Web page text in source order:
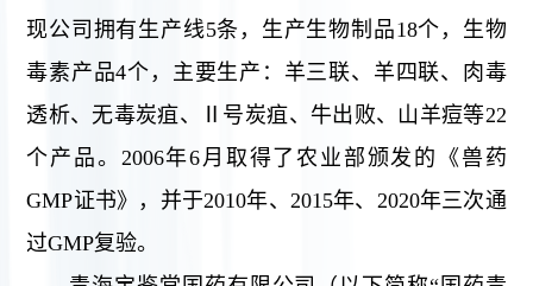
现公司拥有生产线5条，生产生物制品18个，生物
毒素产品4个，主要生产：羊三联、羊四联、肉毒
透析、无毒炭疽、Ⅱ号炭疽、牛出败、山羊痘等22
个产品。2006年6月取得了农业部颁发的《兽药
GMP证书》，并于2010年、2015年、2020年三次通
过GMP复验。